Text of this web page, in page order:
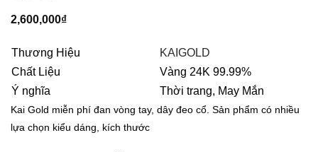
2,600,000₫
Thương Hiệu
KAIGOLD
Chất Liệu
Vàng 24K 99.99%
Ý nghĩa
Thời trang, May Mắn
Kai Gold miễn phí đan vòng tay, dây đeo cổ. Sản phẩm có nhiều
lựa chọn kiểu dáng, kích thước